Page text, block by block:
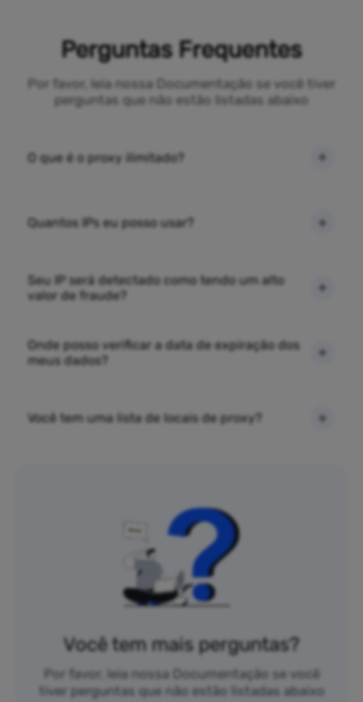
Perguntas Frequentes
Por favor, leia nossa Documentação se você tiver
perguntas que não estão listadas abaixo
O que é o proxy ilimitado?
Quantos IPs eu posso usar?
Seu IP será detectado como tendo um alto
valor de fraude?
Onde posso verificar a data de expiração dos
meus dados?
Você tem uma lista de locais de proxy?
Você tem mais perguntas?
Por favor, leia nossa Documentação se você
tiver perguntas que não estão listadas abaixo